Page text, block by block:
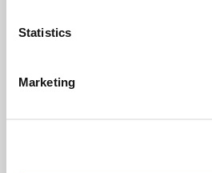
Statistics
Marketing
50% σε όλες τις Θέσεις
LUX
20% σε ΙΧ & Μοτοσικλέτες
Πειραιάς-Χανιά